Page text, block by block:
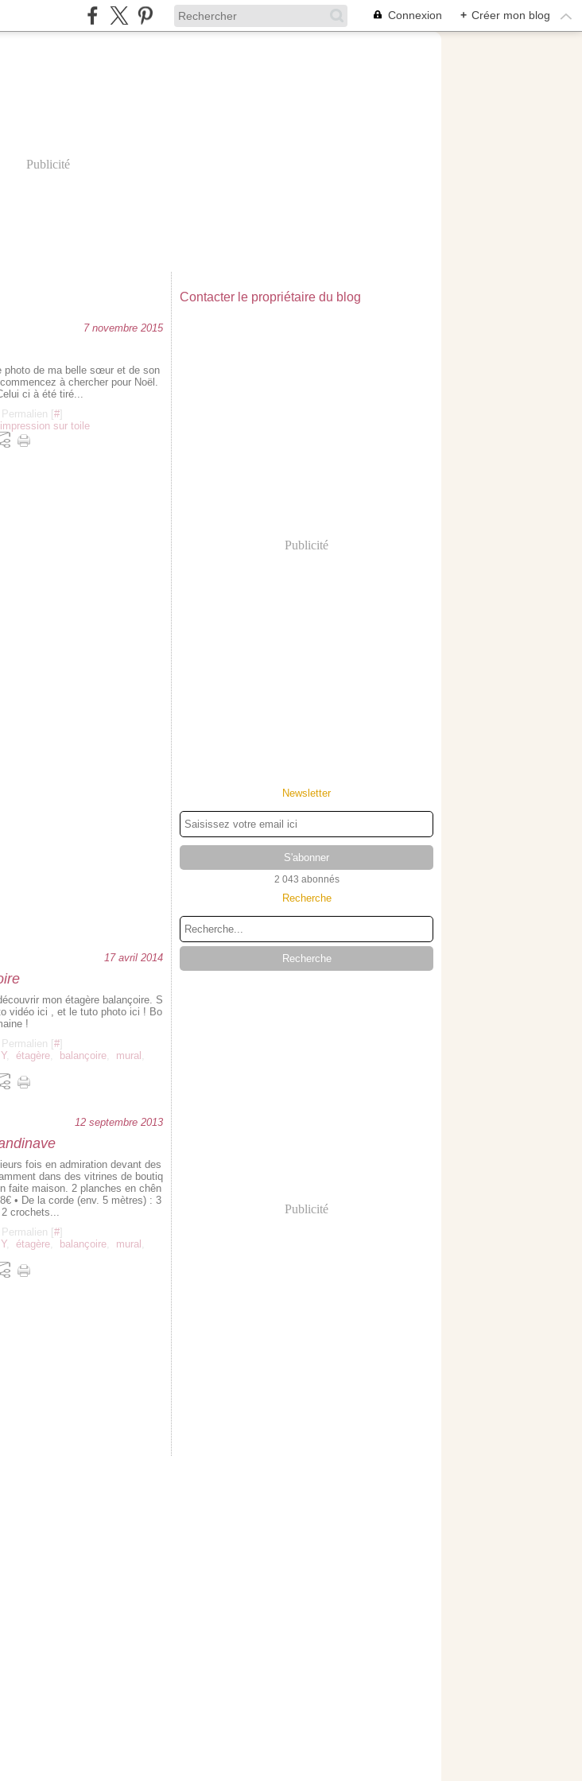
Connexion + Créer mon blog
Publicité
7 novembre 2015
photo de ma belle sœur et de son
à chercher pour Noël.
ci à été tiré...
[ #
impression sur toile
17 avril 2014
mon étagère balançoire. S
vidéo ici , et le tuto photo ici ! Bo
!
[ #
, étagère, balançoire, mural ,
12 septembre 2013
fois en admiration devant des
dans des vitrines de boutiq
faite maison. 2 planches en chên
• De la corde (env. 5 mètres) : 3
2 crochets...
[ #
, étagère, balançoire, mural ,
Contacter le propriétaire du blog
Publicité
Newsletter
2 043 abonnés
Recherche
Publicité